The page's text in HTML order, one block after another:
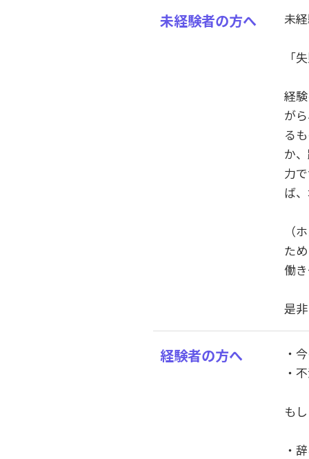
未経験者の方へ 未
「
経
が
る
か
力
ば
（
た
働
是
経験者の方へ
・
・
も
・